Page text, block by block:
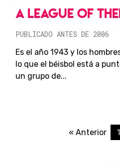
A LEAGUE OF
PUBLICADO ANTES DE 2006
Es el año 1943 y los
lo que el béisbol está a
un grupo de...
« Anterior 1